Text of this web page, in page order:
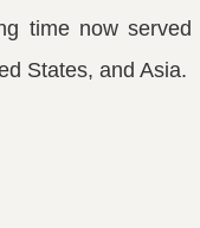
time now served
States, and Asia.